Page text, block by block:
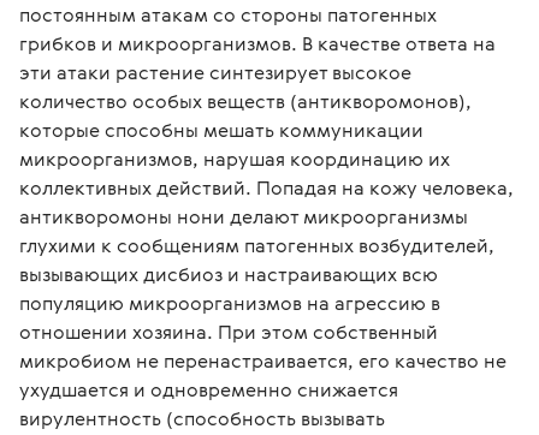
постоянным атакам со стороны патогенных
грибков и микроорганизмов. В качестве ответа на
эти атаки растение синтезирует высокое
количество особых веществ (антикворомонов),
которые способны мешать коммуникации
микроорганизмов, нарушая координацию их
коллективных действий. Попадая на кожу человека,
антикворомоны нони делают микроорганизмы
глухими к сообщениям патогенных возбудителей,
вызывающих дисбиоз и настраивающих всю
популяцию микроорганизмов на агрессию в
отношении хозяина. При этом собственный
микробиом не перенастраивается, его качество не
ухудшается и одновременно снижается
вирулентность (способность вызывать